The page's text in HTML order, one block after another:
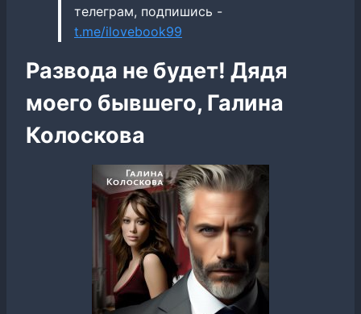
телеграм, подпишись -
t.me/ilovebook99
Развода не будет! Дядя
моего бывшего, Галина
Колоскова